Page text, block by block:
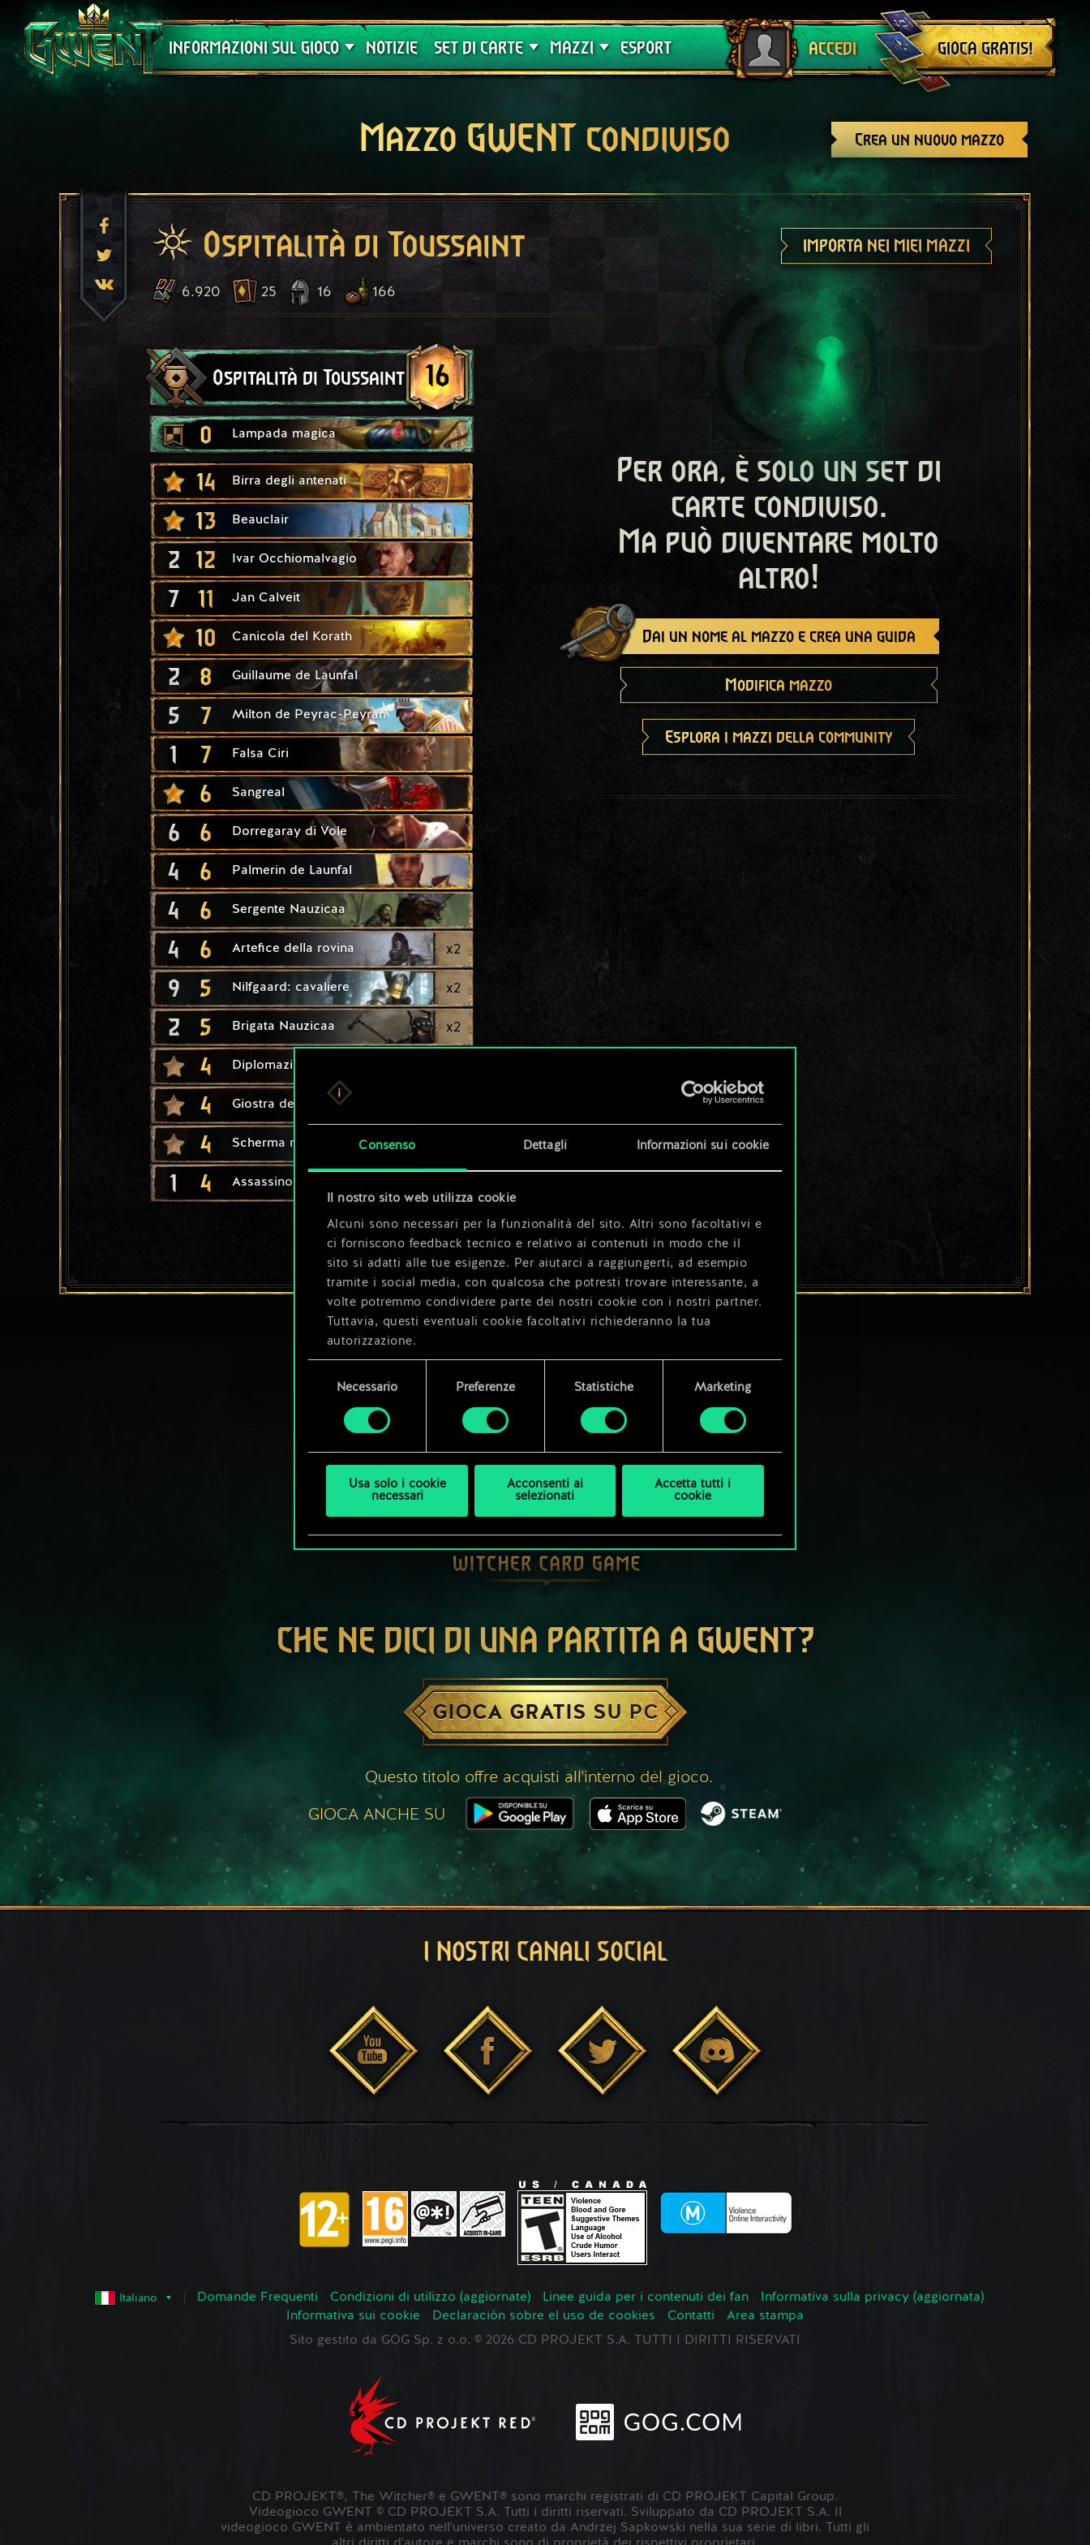
Consenso Dettagli Informazioni sui cookie
Il nostro sito web utilizza cookie
Alcuni sono necessari per la funzionalità del sito. Altri sono facoltativi e
ci forniscono feedback tecnico e relativo ai contenuti in modo che il
sito si adatti alle tue esigenze. Per aiutarci a raggiungerti, ad esempio
tramite i social media, con qualcosa che potresti trovare interessante, a
volte potremmo condividere parte dei nostri cookie con i nostri partner.
Tuttavia, questi eventuali cookie facoltativi richiederanno la tua
autorizzazione.
Tutti i dettagli su come utilizziamo i cookie e su come impostare le tue
consenso
Necessario Preferenze Statistiche Marketing
Usa solo i cookie
necessari
Acconsenti ai
selezionati
Accetta tutti i
cookie
INFORMAZIONI SUL GIOCO
Assistenza
NOTIZIE SET DI CARTE
Crimson Curse
MAZZI
Guide
ESPORT ACCEDI
Esci
GIOCA GRATIS!
Crea un nuovo mazzo
Mazzo GWENT condiviso
Ospitalità di Toussaint IMPORTA NEI MIEI MAZZI
6.920 25 16 166
Ospitalità di Toussaint 16
0 Lampada magica
14 Birra degli antenati
13 Beauclair
2 12 Ivar Occhiomalvagio
7 11 Jan Calveit
10 Canicola del Korath
2 8 Guillaume de Launfal
5 7 Milton de Peyrac-Peyran
1 7 Falsa Ciri
6 Sangreal
6 6 Dorregaray di Vole
4 6 Palmerin de Launfal
4 6 Sergente Nauzicaa
4 6 Artefice della rovina x2
9 5 Nilfgaard: cavaliere x2
2 5 Brigata Nauzicaa x2
4 Diplomazia imperiale
4 Giostra del torneo
4 Scherma medievale
1 4 Assassino mago
Per ora, è solo un set di
carte condiviso.
Ma può diventare molto
altro!
Dai un nome al mazzo e crea una guida
Modifica mazzo
Esplora i mazzi della community
CHE NE DICI DI UNA PARTITA A GWENT?
GIOCA GRATIS SU PC
Questo titolo offre acquisti all'interno del gioco.
GIOCA ANCHE SU
I NOSTRI CANALI SOCIAL
Italiano Domande Frequenti Condizioni di utilizzo (aggiornate) Linee guida per i contenuti dei fan
Informativa sulla privacy (aggiornata)
Informativa sui cookie
Declaración sobre el uso de cookies Contatti
Area stampa
Sito gestito da GOG Sp. z o.o. © 2026 CD PROJEKT S.A. TUTTI I DIRITTI RISERVATI
CD PROJEKT®, The Witcher® e GWENT® sono marchi registrati di CD PROJEKT Capital Group.
Videogioco GWENT © CD PROJEKT S.A. Tutti i diritti riservati. Sviluppato da CD PROJEKT S.A. Il
videogioco GWENT è ambientato nell'universo creato da Andrzej Sapkowski nella sua serie di libri. Tutti gli